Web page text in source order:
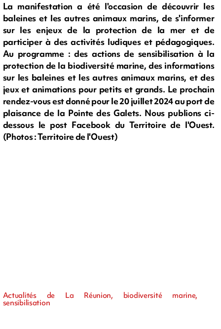
La manifestation a été l'occasion de découvrir les
baleines et les autres animaux marins, de s'informer
sur les enjeux de la protection de la mer et de
participer à des activités ludiques et pédagogiques.
Au programme : des actions de sensibilisation à la
protection de la biodiversité marine, des informations
sur les baleines et les autres animaux marins, et des
jeux et animations pour petits et grands. Le prochain
rendez-vous est donné pour le 20 juillet 2024 au port de
plaisance de la Pointe des Galets. Nous publions ci-
dessous le post Facebook du Territoire de l'Ouest.
(Photos : Territoire de l'Ouest)
Actualités de La Réunion, biodiversité marine,
sensibilisation